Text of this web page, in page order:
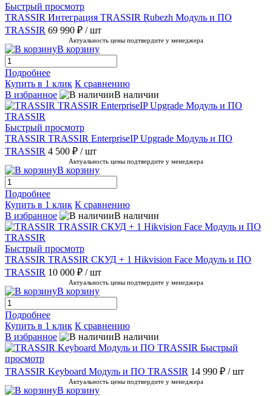
Быстрый просмотр
TRASSIR Интеграция TRASSIR Rubezh Модуль и ПО
TRASSIR 69 990 ₽ / шт
Актуальность цены подтвердите у менеджера
В корзину
Подробнее
Купить в 1 клик К сравнению
В избранное
В наличии
Быстрый просмотр
TRASSIR TRASSIR EnterpriseIP Upgrade Модуль и ПО
TRASSIR 4 500 ₽ / шт
Актуальность цены подтвердите у менеджера
В корзину
Подробнее
Купить в 1 клик К сравнению
В избранное
В наличии
Быстрый просмотр
TRASSIR TRASSIR СКУД + 1 Hikvision Face Модуль и ПО
TRASSIR 10 000 ₽ / шт
Актуальность цены подтвердите у менеджера
В корзину
Подробнее
Купить в 1 клик К сравнению
В избранное
В наличии
Быстрый
просмотр
TRASSIR Keyboard Модуль и ПО TRASSIR 14 990 ₽ / шт
Актуальность цены подтвердите у менеджера
В корзину